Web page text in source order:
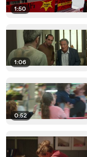
1:50
1:06
0:52